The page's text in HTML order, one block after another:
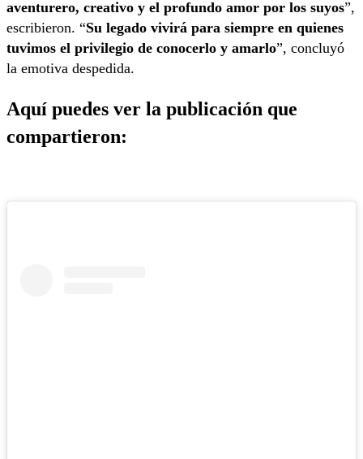
aventurero, creativo y el profundo amor por los suyos”,
escribieron. “Su legado vivirá para siempre en quienes
tuvimos el privilegio de conocerlo y amarlo”, concluyó
la emotiva despedida.
Aquí puedes ver la publicación que
compartieron: